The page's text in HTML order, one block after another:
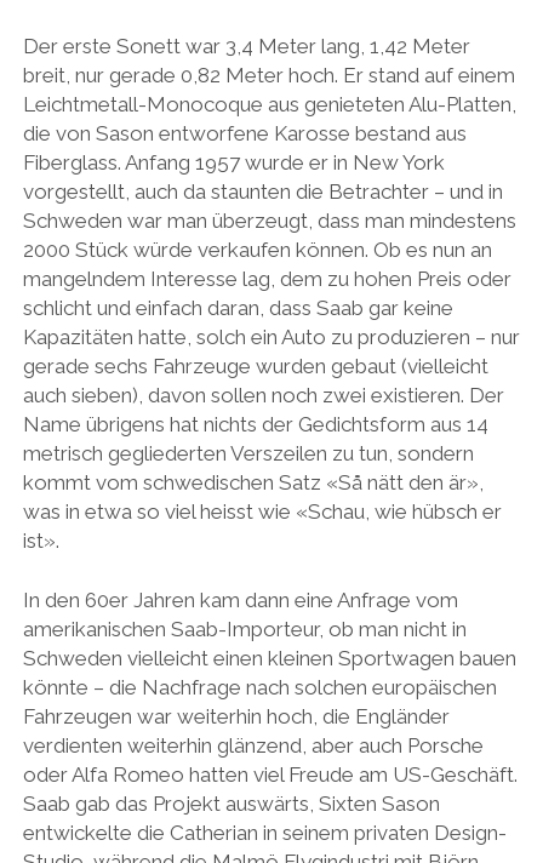
Der erste Sonett war 3,4 Meter lang, 1,42 Meter
breit, nur gerade 0,82 Meter hoch. Er stand auf einem
Leichtmetall-Monocoque aus genieteten Alu-Platten,
die von Sason entworfene Karosse bestand aus
Fiberglass. Anfang 1957 wurde er in New York
vorgestellt, auch da staunten die Betrachter – und in
Schweden war man überzeugt, dass man mindestens
2000 Stück würde verkaufen können. Ob es nun an
mangelndem Interesse lag, dem zu hohen Preis oder
schlicht und einfach daran, dass Saab gar keine
Kapazitäten hatte, solch ein Auto zu produzieren – nur
gerade sechs Fahrzeuge wurden gebaut (vielleicht
auch sieben), davon sollen noch zwei existieren. Der
Name übrigens hat nichts der Gedichtsform aus 14
metrisch gegliederten Verszeilen zu tun, sondern
kommt vom schwedischen Satz «Så nätt den är»,
was in etwa so viel heisst wie «Schau, wie hübsch er
ist».
In den 60er Jahren kam dann eine Anfrage vom
amerikanischen Saab-Importeur, ob man nicht in
Schweden vielleicht einen kleinen Sportwagen bauen
könnte – die Nachfrage nach solchen europäischen
Fahrzeugen war weiterhin hoch, die Engländer
verdienten weiterhin glänzend, aber auch Porsche
oder Alfa Romeo hatten viel Freude am US-Geschäft.
Saab gab das Projekt auswärts, Sixten Sason
entwickelte die Catherian in seinem privaten Design-